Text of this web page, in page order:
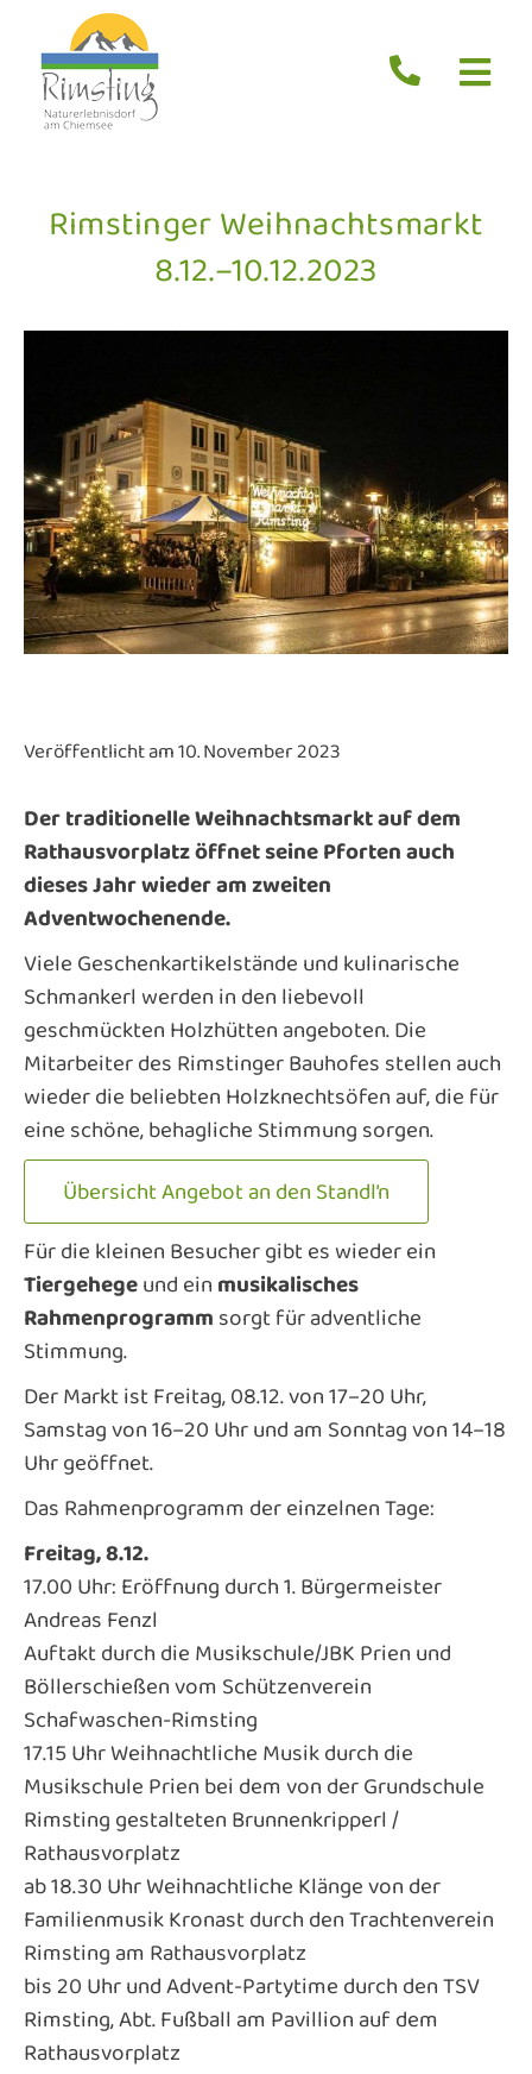
Inhalt
springen
Aktuelles
Suche
nach:
Rimstinger Weihnachtsmarkt
8.12.–10.12.2023
Veröffentlicht am 10. November 2023
Der traditionelle Weihnachtsmarkt auf dem
Rathausvorplatz öffnet seine Pforten auch
dieses Jahr wieder am zweiten
Adventwochenende.
Viele Geschenkartikelstände und kulinarische
Schmankerl werden in den liebevoll
geschmückten Holzhütten angeboten. Die
Mitarbeiter des Rimstinger Bauhofes stellen auch
wieder die beliebten Holzknechtsöfen auf, die für
eine schöne, behagliche Stimmung sorgen.
Übersicht Angebot an den Standl’n
Für die kleinen Besucher gibt es wieder ein
Tiergehegeund ein musikalisches
Rahmenprogramm sorgt für adventliche
Stimmung.
Der Markt ist Freitag, 08.12. von 17–20 Uhr,
Samstag von 16–20 Uhr und am Sonntag von 14–18
Uhr geöffnet.
Das Rahmenprogramm der einzelnen Tage:
Freitag, 8.12.
17.00 Uhr: Eröffnung durch 1. Bürgermeister
Andreas Fenzl
Auftakt durch die Musikschule/JBK Prien und
Böllerschießen vom Schützenverein
Schafwaschen-Rimsting
17.15 Uhr Weihnachtliche Musik durch die
Musikschule Prien bei dem von der Grundschule
Rimsting gestalteten Brunnenkripperl /
Rathausvorplatz
ab 18.30 Uhr Weihnachtliche Klänge von der
Familienmusik Kronast durch den Trachtenverein
Rimsting am Rathausvorplatz
bis 20 Uhr und Advent-Partytime durch den TSV
Rimsting, Abt. Fußball am Pavillion auf dem
Rathausvorplatz